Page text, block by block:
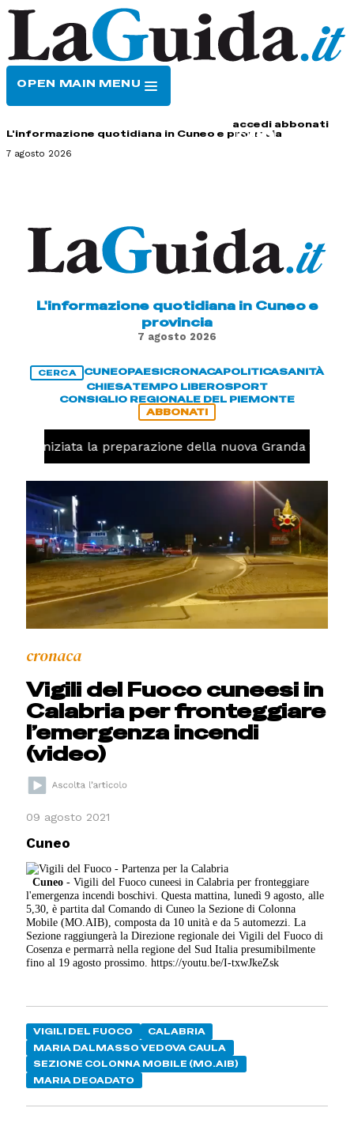
OPEN MAIN MENU
accedi abbonati
L'informazione quotidiana in Cuneo e provincia
7 agosto 2026
L'informazione quotidiana in Cuneo e
provincia
7 agosto 2026
CERCA CUNEOPAESICRONACAPOLITICASANITÀ
CHIESATEMPO LIBEROSPORT
CONSIGLIO REGIONALE DEL PIEMONTE
ABBONATI
iniziata la preparazione della nuova Granda Volley
cronaca
Vigili del Fuoco cuneesi in
Calabria per fronteggiare
l’emergenza incendi
(video)
09 agosto 2021
Cuneo
Cuneo - Vigili del Fuoco cuneesi in Calabria per fronteggiare
l'emergenza incendi boschivi. Questa mattina, lunedì 9 agosto, alle
5,30, è partita dal Comando di Cuneo la Sezione di Colonna
Mobile (MO.AIB), composta da 10 unità e da 5 automezzi. La
Sezione raggiungerà la Direzione regionale dei Vigili del Fuoco di
Cosenza e permarrà nella regione del Sud Italia presumibilmente
fino al 19 agosto prossimo. https://youtu.be/I-txwJkeZsk
VIGILI DEL FUOCO
CALABRIA
MARIA DALMASSO VEDOVA CAULA
SEZIONE COLONNA MOBILE (MO.AIB)
MARIA DEOADATO